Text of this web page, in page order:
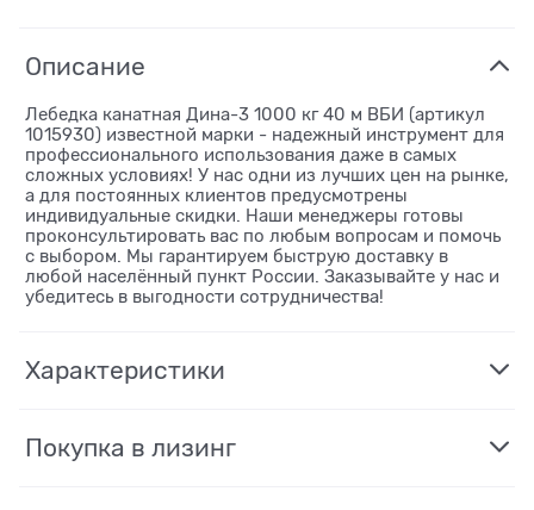
Описание
Лебедка канатная Дина-3 1000 кг 40 м ВБИ (артикул
1015930) известной марки - надежный инструмент для
профессионального использования даже в самых
сложных условиях! У нас одни из лучших цен на рынке,
а для постоянных клиентов предусмотрены
индивидуальные скидки. Наши менеджеры готовы
проконсультировать вас по любым вопросам и помочь
с выбором. Мы гарантируем быструю доставку в
любой населённый пункт России. Заказывайте у нас и
убедитесь в выгодности сотрудничества!
Характеристики
Покупка в лизинг